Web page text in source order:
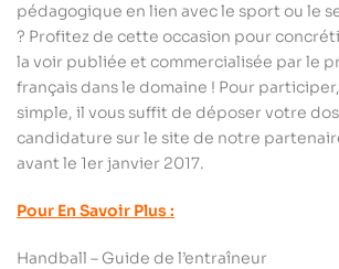
pédagogique en lien avec le sport ou le
? Profitez de cette occasion pour
la voir publiée et commercialisée par le
français dans le domaine ! Pour
simple, il vous suffit de déposer votre
candidature sur le site de notre
avant le 1er janvier 2017.
Pour En Savoir Plus :
Handball – Guide de l’entraîneur